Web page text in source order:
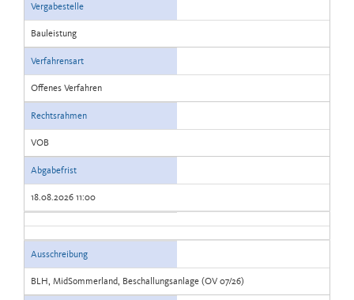
Vergabestelle
Bauleistung
Verfahrensart
Offenes Verfahren
Rechtsrahmen
VOB
Abgabefrist
18.08.2026 11:00
Ausschreibung
BLH, MidSommerland, Beschallungsanlage (OV 07/26)